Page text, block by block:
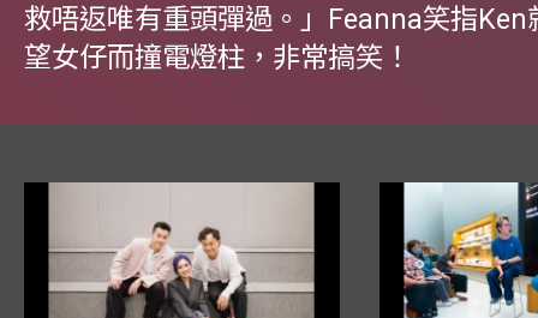
救唔返唯有重頭彈過。」Feanna笑指Ken
望女仔而撞電燈柱，非常搞笑！